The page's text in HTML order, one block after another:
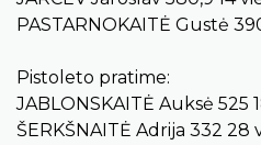
PASTARNOKAITĖ Gustė
Pistoleto pratime:
JABLONSKAITĖ Auksė 525
ŠERKŠNAITĖ Adrija 332 28